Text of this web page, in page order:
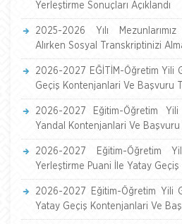
Yerleştirme Sonuçları Açıklandı
2025-2026 Yılı Mezunlarımız
Alırken Sosyal Transkriptinizi
2026-2027 EĞİTİM-Öğretim Yili
Geçiş Kontenjanlari Ve Başvuru
2026-2027 Eğitim-Öğretim
Yandal Kontenjanlari Ve Başvuru
2026-2027 Eğitim-Öğretim
Yerleştirme Puani İle Yatay
2026-2027 Eğitim-Öğretim Yili
Yatay Geçiş Kontenjanlari Ve